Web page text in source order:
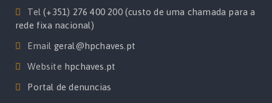
Tel(+351) 276 400 200 (custo de uma chamada para a
rede fixa nacional)
Email geral@hpchaves.pt
Website hpchaves.pt
Portal de denuncias